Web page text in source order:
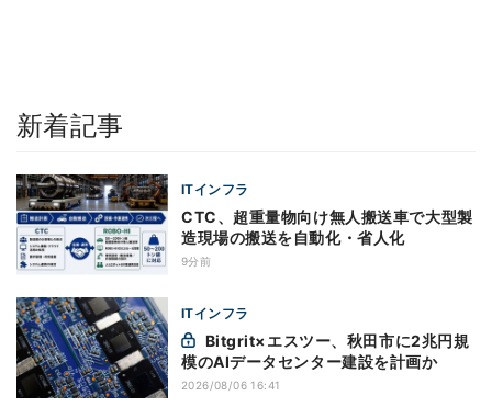
新着記事
ITインフラ
CTC、超重量物向け無人搬送車で大型製
造現場の搬送を自動化・省人化
9分前
ITインフラ
模のAIデータセンター建設を計画か
2026/08/06 16:41